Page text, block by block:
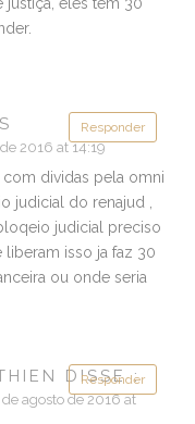
eles tem 30
Responder
2016 at 14:19
dividas pela omni
judicial do renajud ,
judicial preciso
isso ja faz 30
ou onde seria
Responder
DISSE :
agosto de 2016 at